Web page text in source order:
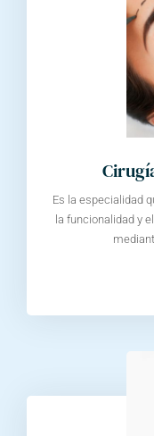
Es la especialidad
la funcionalidad y